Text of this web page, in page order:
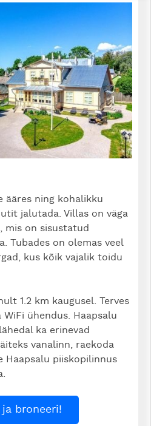
ääres ning kohalikku
jalutada. Villas on väga
mis on sisustatud
Tubades on olemas veel
kus kõik vajalik toidu
1.2 km kaugusel. Terves
ühendus. Haapsalu
ka erinevad
vanalinn, raekoda
Haapsalu piiskopilinnus
broneeri!